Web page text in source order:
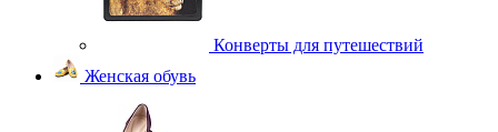
Конверты для путешествий
Женская обувь